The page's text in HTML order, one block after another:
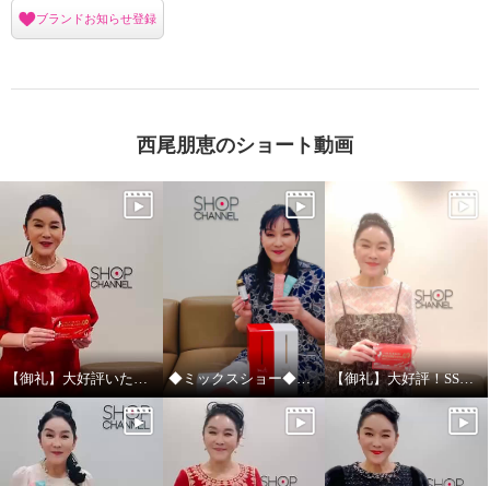
アルゼンチン産 高濃度馬プラセ
ンタ原末 １００％使用！ “馬プラ
センタシード プロアスタ” 増量
特別ボックス
アルゼンチン産 高濃度馬プラセ
ンタエキス １００％使用！ “馬プ
ラセンタ ５０００ゼリー” ２箱
セット
ブランドお知らせ登録
西尾朋恵のショート動画
【御礼】大好評いただきありがとうございました！ ◆ミックスショー◆大好評いただきありがとうございました！！！ 【御礼】大好評！SSV放送ありがとうございました！